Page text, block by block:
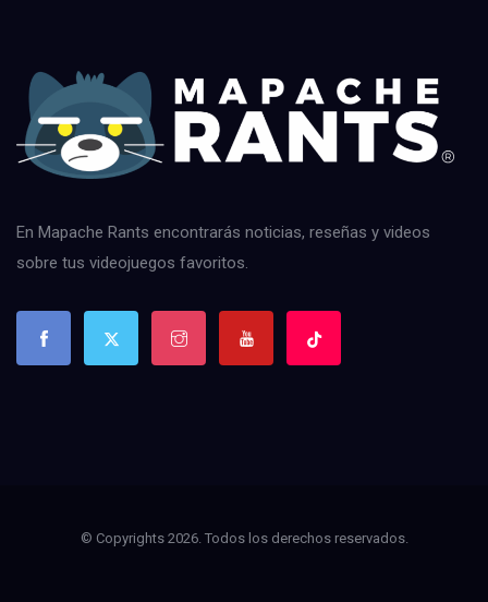
En Mapache Rants encontrarás noticias, reseñas y videos
sobre tus videojuegos favoritos.
© Copyrights 2026. Todos los derechos reservados.